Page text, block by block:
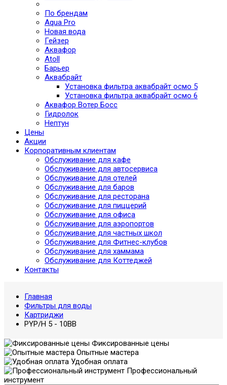
По брендам
Aqua Pro
Новая вода
Гейзер
Аквафор
Atoll
Барьер
Аквабрайт
Установка фильтра аквабрайт осмо 5
Установка фильтра аквабрайт осмо 6
Аквафор Вотер Босс
Гидролок
Нептун
Цены
Акции
Корпоративным клиентам
Обслуживание для кафе
Обслуживание для автосервиса
Обслуживание для отелей
Обслуживание для баров
Обслуживание для ресторана
Обслуживание для пиццерий
Обслуживание для офиса
Обслуживание для аэропортов
Обслуживание для частных школ
Обслуживание для Фитнес-клубов
Обслуживание для хаммама
Обслуживание для Коттеджей
Контакты
Главная
Фильтры для воды
Картриджи
PYP/H 5 - 10BB
Фиксированные цены
Опытные мастера
Удобная оплата
Профессиональный
инструмент